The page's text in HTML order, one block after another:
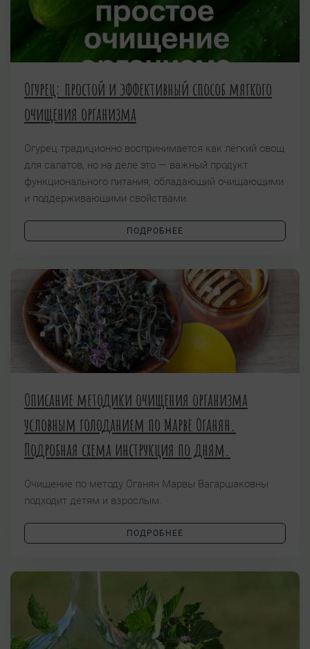
Огурец: простой и эффективный способ мягкого
очищения организма
Огурец традиционно воспринимается как лёгкий овощ
для салатов, но на деле это — важный продукт
функционального питания, обладающий очищающими
и поддерживающими свойствами.
ПОДРОБНЕЕ
Описание методики очищения организма
условным голоданием по Марве Оганян.
Подробная схема инструкция по дням.
Очищение по методу Оганян Марвы Вагаршаковны
подходит детям и взрослым.
ПОДРОБНЕЕ